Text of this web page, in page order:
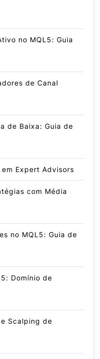
no MQL5: Guia
de Canal
de Baixa: Guia de
Expert Advisors
com Média
no MQL5: Guia de
Domínio de
Scalping de